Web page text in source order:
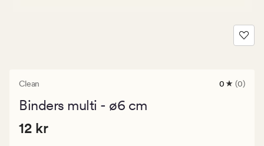
Clean
0
0 (0)
Binders multi - ø6 cm
Pris
Pris 12 kr
12 kr